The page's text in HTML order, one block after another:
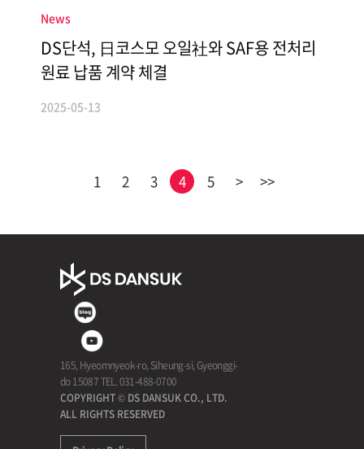
News
DS단석, 日코스모 오일社와 SAF용 전처리
원료 납품 계약 체결
2025-05-13
1 2 3 4 5 > >>
165, Hyeomnyeok-ro, Siheung-si, Gyeonggi-
do 15087 TEL. 031-488-0700
COPYRIGHT © DS DANSUK CO., LTD.
ALL RIGHTS RESERVED